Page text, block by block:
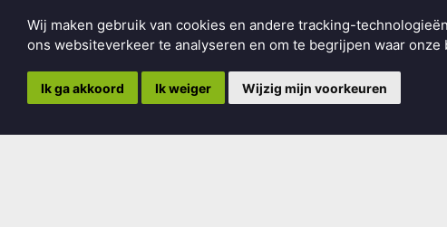
Wij maken gebruik van cookies en andere tracking-
ons websiteverkeer te analyseren en om te begrijpen waar onze
Ik ga akkoord Ik weiger Wijzig mijn voorkeuren
Museumplein 2
9203 DD Drachten
info@smelneserfskip.nl